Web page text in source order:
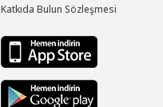
Katkıda Bulun Sözleşmesi